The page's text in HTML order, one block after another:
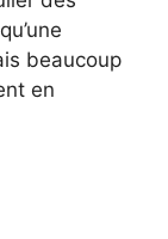
beaucoup
en